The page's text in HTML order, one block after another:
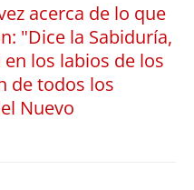
acerca de lo que
"Dice la Sabiduría,
los labios de los
de todos los
Nuevo